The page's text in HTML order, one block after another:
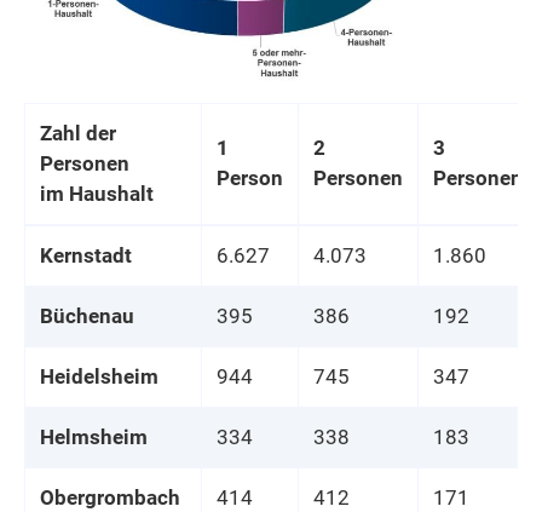
Zahl der
Personen
im Haushalt
1
Person
2
Personen
3
Personen
Kernstadt 6.627 4.073 1.860
Büchenau 395 386 192
Heidelsheim 944 745 347
Helmsheim 334 338 183
Obergrombach 414 412 171